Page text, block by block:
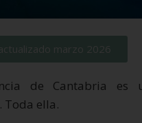
marzo 2026
de Cantabria es
Toda ella.